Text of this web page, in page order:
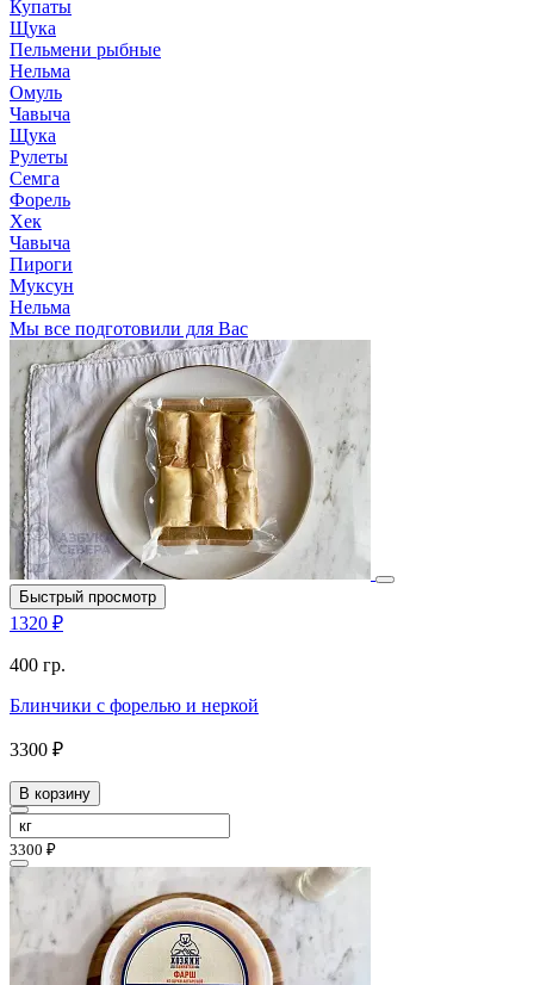
Купаты
Щука
Пельмени рыбные
Нельма
Омуль
Чавыча
Щука
Рулеты
Семга
Форель
Хек
Чавыча
Пироги
Муксун
Нельма
Мы все подготовили для Вас
Быстрый просмотр
1320 ₽
400 гр.
Блинчики с форелью и неркой
3300 ₽
В корзину
3300 ₽